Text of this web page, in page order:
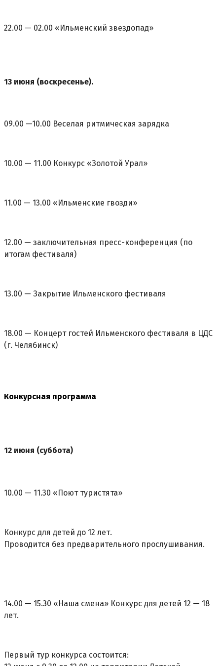
22.00 — 02.00 «Ильменский звездопад»
13 июня (воскресенье).
09.00 —10.00 Веселая ритмическая зарядка
10.00 — 11.00 Конкурс «Золотой Урал»
11.00 — 13.00 «Ильменские гвозди»
12.00 — заключительная пресс-конференция (по
итогам фестиваля)
13.00 — Закрытие Ильменского фестиваля
18.00 — Концерт гостей Ильменского фестиваля в ЦДС
(г. Челябинск)
Конкурсная программа
12 июня (суббота)
10.00 — 11.30 «Поют туристята»
Конкурс для детей до 12 лет.
Проводится без предварительного прослушивания.
14.00 — 15.30 «Наша смена» Конкурс для детей 12 — 18
лет.
Первый тур конкурса состоится: